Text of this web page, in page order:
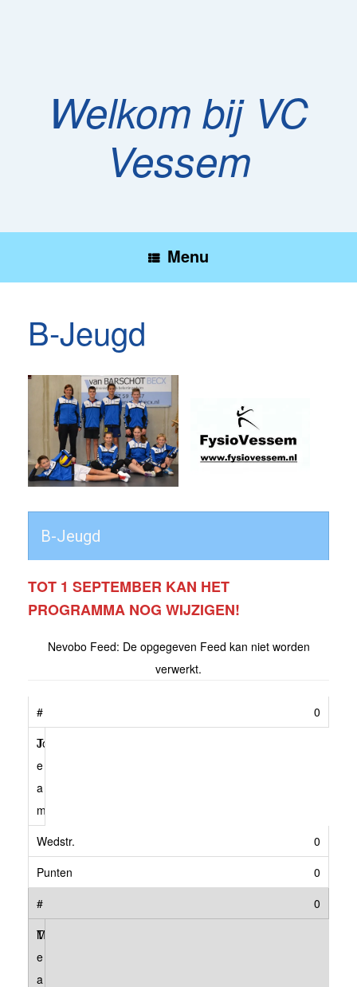
Welkom bij VC
Vessem
Menu
B-Jeugd
B-Jeugd
TOT 1 SEPTEMBER KAN HET
PROGRAMMA NOG WIJZIGEN!
Nevobo Feed: De opgegeven Feed kan niet worden
verwerkt.
0
Jola Olympus JB 1
0
0
0
Minerva JB 1